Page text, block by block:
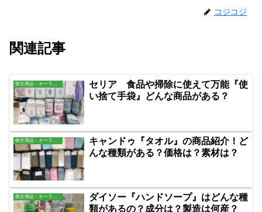
コジコジ
関連記事
衛生用品・オーラル・バス用品
セリア 食品や掃除に使えて万能『使
い捨て手袋』どんな商品がある？
キャンドゥ『タオル』の商品紹介！ど
んな種類がある？価格は？素材は？
衛生用品・オーラル・バス用品
ダイソー『ハンドソープ』はどんな種
類があるの？成分は？製造は何産？